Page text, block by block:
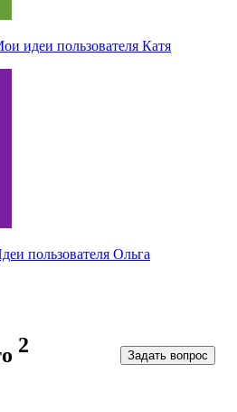
идеи пользователя Катя
пользователя Ольга
2 Задать вопрос